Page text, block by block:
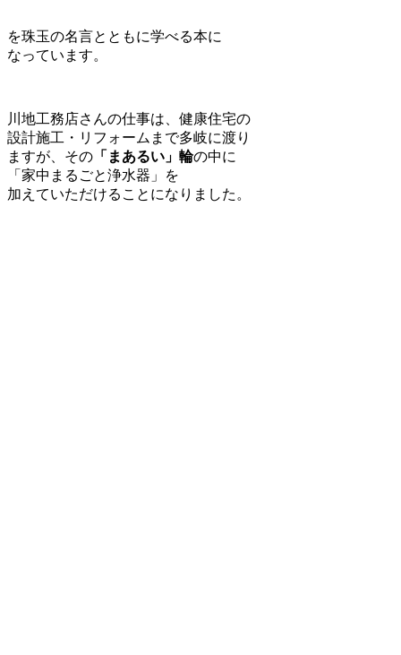
を珠玉の名言とともに学べる本に
なっています。
川地工務店さんの仕事は、健康住宅の
設計施工・リフォームまで多岐に渡り
ますが、その 「まあるい」輪の中に
「家中まるごと浄水器」を
加えていただけることになりました。